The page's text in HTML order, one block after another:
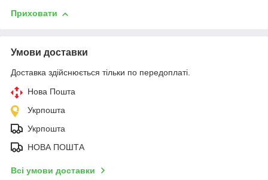
Приховати
Умови доставки
Доставка здійснюється тільки по передоплаті.
Нова Пошта
Укрпошта
Укрпошта
НОВА ПОШТА
Всі умови доставки